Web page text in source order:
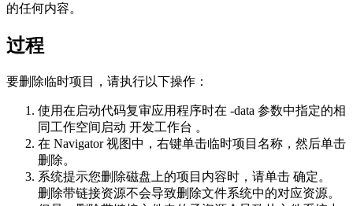
的任何内容。
过程
要删除临时项目，请执行以下操作：
使用在启动代码复审应用程序时在 -data 参数中指定的相
同工作空间启动 开发工作台 。
在 Navigator视图中，右键单击临时项目名称，然后单击
删除。
系统提示您删除磁盘上的项目内容时，请单击 确定。
删除带链接资源不会导致删除文件系统中的对应资源。